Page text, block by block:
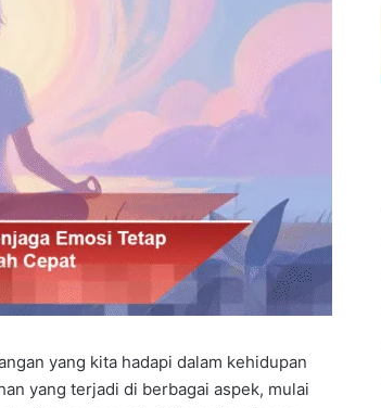
yang kita hadapi dalam kehidupan
yang terjadi di berbagai aspek, mulai